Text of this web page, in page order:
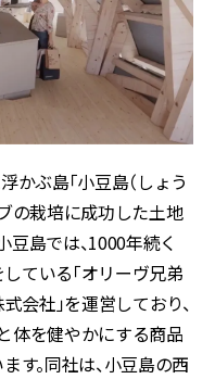
ぶ島「小豆島（しょう
の栽培に成功した土地
豆島では、1000年続く
ている「オリーヴ兄弟
会社」を運営しており、
体を健やかにする商品
す。同社は、小豆島の西